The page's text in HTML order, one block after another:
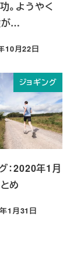
。ようやく
が…
10月22日
ジョギング
：2020年1月
め
1月31日